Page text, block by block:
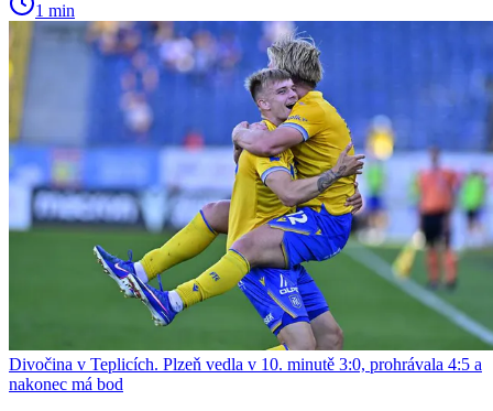
1 min
Divočina v Teplicích. Plzeň vedla v 10. minutě 3:0, prohrávala 4:5 a
nakonec má bod